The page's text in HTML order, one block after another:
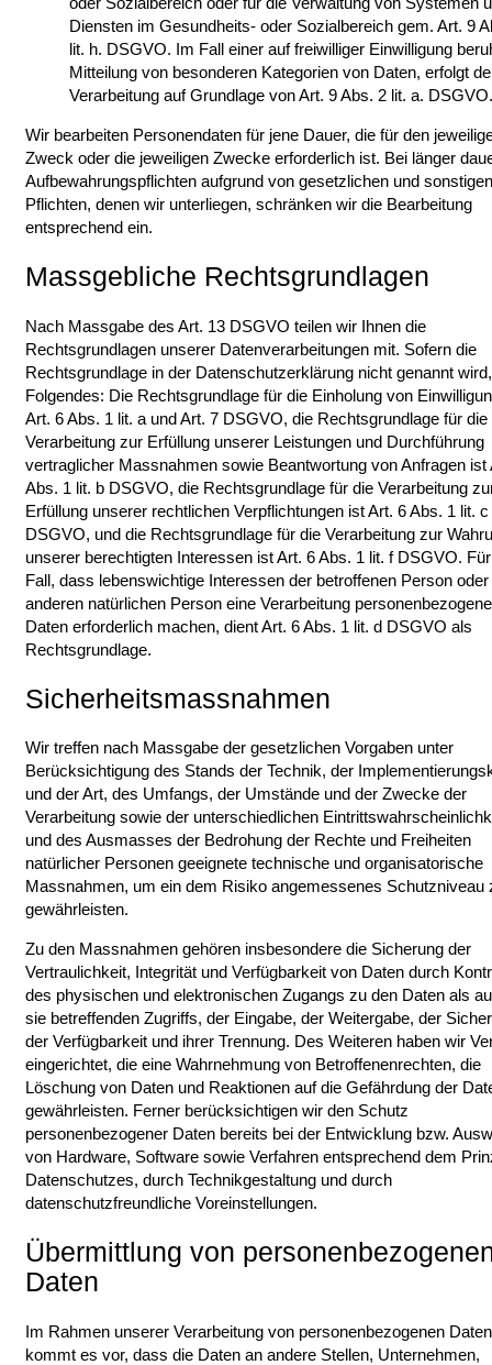
Diensten im Gesundheits- oder Sozialbereich gem. Art. 9
lit. h. DSGVO. Im Fall einer auf freiwilliger Einwilligung
Mitteilung von besonderen Kategorien von Daten, erfolgt
Verarbeitung auf Grundlage von Art. 9 Abs. 2 lit. a. DSGVO.
Wir bearbeiten Personendaten für jene Dauer, die für den
Zweck oder die jeweiligen Zwecke erforderlich ist. Bei länger
Aufbewahrungspflichten aufgrund von gesetzlichen und sonstigen
Pflichten, denen wir unterliegen, schränken wir die Bearbeitung
entsprechend ein.
Massgebliche Rechtsgrundlagen
Nach Massgabe des Art. 13 DSGVO teilen wir Ihnen die
Rechtsgrundlagen unserer Datenverarbeitungen mit. Sofern die
Rechtsgrundlage in der Datenschutzerklärung nicht genannt
Folgendes: Die Rechtsgrundlage für die Einholung von
Art. 6 Abs. 1 lit. a und Art. 7 DSGVO, die Rechtsgrundlage für die
Verarbeitung zur Erfüllung unserer Leistungen und Durchführung
vertraglicher Massnahmen sowie Beantwortung von Anfragen ist
Abs. 1 lit. b DSGVO, die Rechtsgrundlage für die Verarbeitung
Erfüllung unserer rechtlichen Verpflichtungen ist Art. 6 Abs. 1 lit. c
DSGVO, und die Rechtsgrundlage für die Verarbeitung zur
unserer berechtigten Interessen ist Art. 6 Abs. 1 lit. f DSGVO.
Fall, dass lebenswichtige Interessen der betroffenen Person oder
anderen natürlichen Person eine Verarbeitung
Daten erforderlich machen, dient Art. 6 Abs. 1 lit. d DSGVO als
Rechtsgrundlage.
Sicherheitsmassnahmen
Wir treffen nach Massgabe der gesetzlichen Vorgaben unter
Berücksichtigung des Stands der Technik, der
und der Art, des Umfangs, der Umstände und der Zwecke der
Verarbeitung sowie der unterschiedlichen
und des Ausmasses der Bedrohung der Rechte und Freiheiten
natürlicher Personen geeignete technische und organisatorische
Massnahmen, um ein dem Risiko angemessenes Schutzniveau
gewährleisten.
Zu den Massnahmen gehören insbesondere die Sicherung der
Vertraulichkeit, Integrität und Verfügbarkeit von Daten durch
des physischen und elektronischen Zugangs zu den Daten als
sie betreffenden Zugriffs, der Eingabe, der Weitergabe, der
der Verfügbarkeit und ihrer Trennung. Des Weiteren haben wir
eingerichtet, die eine Wahrnehmung von Betroffenenrechten, die
Löschung von Daten und Reaktionen auf die Gefährdung der
gewährleisten. Ferner berücksichtigen wir den Schutz
personenbezogener Daten bereits bei der Entwicklung bzw.
von Hardware, Software sowie Verfahren entsprechend dem
Datenschutzes, durch Technikgestaltung und durch
datenschutzfreundliche Voreinstellungen.
Übermittlung von
Daten
Im Rahmen unserer Verarbeitung von personenbezogenen Daten
kommt es vor, dass die Daten an andere Stellen, Unternehmen,